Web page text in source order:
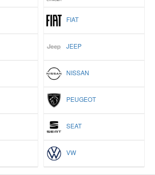
FIAT
JEEP
NISSAN
PEUGEOT
SEAT
VW